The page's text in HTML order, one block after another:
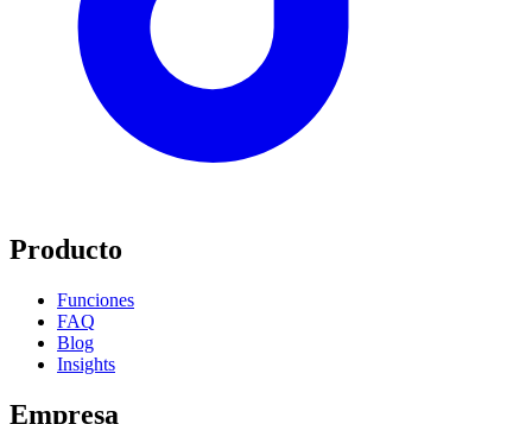
Producto
Funciones
FAQ
Blog
Insights
Empresa